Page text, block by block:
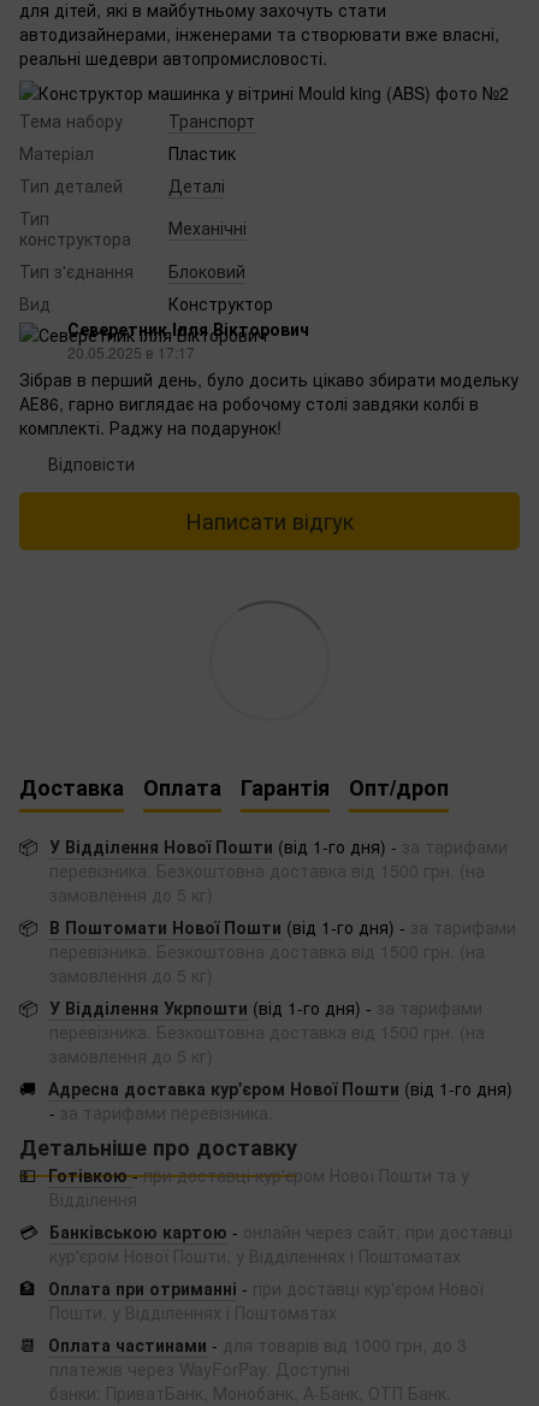
для дітей, які в майбутньому захочуть стати
автодизайнерами, інженерами та створювати вже власні,
реальні шедеври автопромисловості.
Тема набору
Транспорт
Матеріал
Пластик
Тип деталей
Деталі
Тип
конструктора
Механічні
Тип з'єднання
Блоковий
Вид
Конструктор
Северетник Ілля Вікторович
20.05.2025 в 17:17
Зібрав в перший день, було досить цікаво збирати модельку
АЕ86, гарно виглядає на робочому столі завдяки колбі в
комплекті. Раджу на подарунок!
Відповісти
Написати відгук
Доставка Оплата Гарантія Опт/дроп
📦 У Відділення Нової Пошти (від 1-го дня) - за тарифами
перевізника. Безкоштовна доставка від 1500 грн. (на
замовлення до 5 кг)
📦 В Поштомати Нової Пошти (від 1-го дня) - за тарифами
перевізника. Безкоштовна доставка від 1500 грн. (на
замовлення до 5 кг)
📦 У Відділення Укрпошти (від 1-го дня) - за тарифами
перевізника. Безкоштовна доставка від 1500 грн. (на
замовлення до 5 кг)
🚚 Адресна доставка кур'єром Нової Пошти (від 1-го дня)
- за тарифами перевізника.
Детальніше про доставку
💵 Готівкою -при доставці кур'єром Нової Пошти та у
Відділення
💳 Банківською картою - онлайн через сайт, при доставці
кур'єром Нової Пошти, у Відділеннях і Поштоматах
🏦
Оплата при отриманні - при доставці кур'єром Нової
Пошти, у Відділеннях і Поштоматах
📆
Оплата частинами - для товарів від 1000 грн, до 3
платежів через WayForPay. Доступні
банки: ПриватБанк, Монобанк, А-Банк, ОТП Банк.